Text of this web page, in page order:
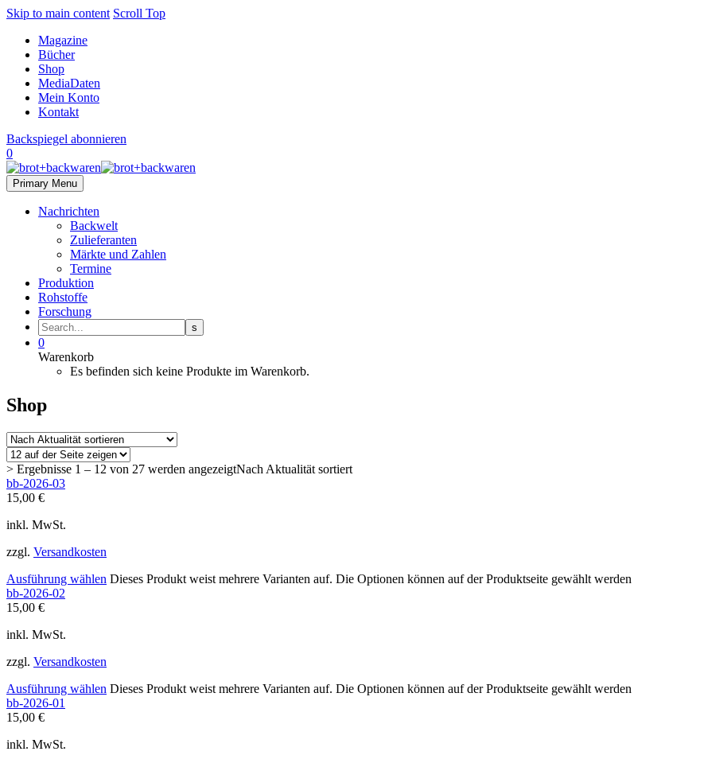
Skip to main content Scroll Top
Magazine
Bücher
Shop
MediaDaten
Mein Konto
Kontakt
Backspiegel abonnieren
0
Primary Menu
Nachrichten
Backwelt
Zulieferanten
Märkte und Zahlen
Termine
Produktion
Rohstoffe
Forschung
0
Warenkorb
Es befinden sich keine Produkte im Warenkorb.
Shop
> Ergebnisse 1 – 12 von 27 werden angezeigtNach Aktualität sortiert
bb-2026-03
15,00 €
inkl. MwSt.
zzgl. Versandkosten
Ausführung wählen Dieses Produkt weist mehrere Varianten auf. Die Optionen können auf der Produktseite gewählt werden
bb-2026-02
15,00 €
inkl. MwSt.
zzgl. Versandkosten
Ausführung wählen Dieses Produkt weist mehrere Varianten auf. Die Optionen können auf der Produktseite gewählt werden
bb-2026-01
15,00 €
inkl. MwSt.